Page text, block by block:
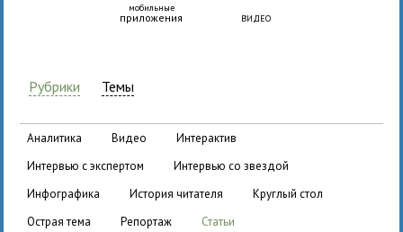
мобильные
приложения ВИДЕО
Рубрики Темы
аналитика видео
интерактив
интервью с экспертом
интервью со звездой
инфографика
история читателя
круглый стол
острая тема
репортаж статьи